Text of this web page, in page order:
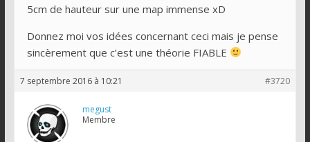
5cm de hauteur sur une map immense xD
Donnez moi vos idées concernant ceci mais je pense
sincèrement que c’est une théorie FIABLE
7 septembre 2016 à 10:21 #3720
megust
Membre